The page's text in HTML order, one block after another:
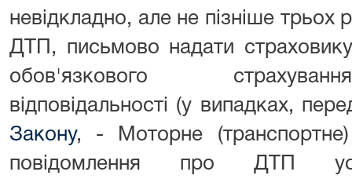
невідкладно, але не пізніше трьох
ДТП, письмово надати
обов'язкового
відповідальності (у випадках,
Закону, - Моторне
повідомлення про ДТП